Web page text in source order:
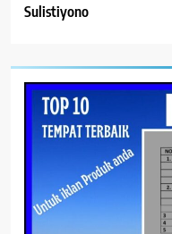
Sulistiyono